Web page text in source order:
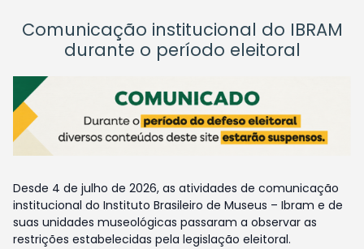
Comunicação institucional do IBRAM
durante o período eleitoral
Desde 4 de julho de 2026, as atividades de comunicação
institucional do Instituto Brasileiro de Museus – Ibram e de
suas unidades museológicas passaram a observar as
restrições estabelecidas pela legislação eleitoral.